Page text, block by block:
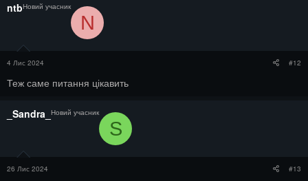
ntbНовий учасник
N
4 Лис 2024 #12
Теж саме питання цікавить
_Sandra_ Новий учасник
S
26 Лис 2024 #13